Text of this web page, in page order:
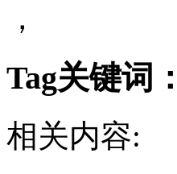
，
Tag关键词：
相关内容: